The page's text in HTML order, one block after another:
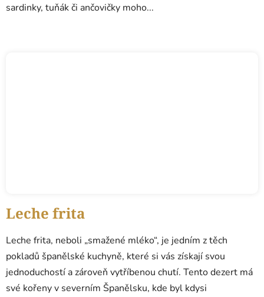
sardinky, tuňák či ančovičky moho...
Leche frita
Leche frita, neboli „smažené mléko“, je jedním z těch
pokladů španělské kuchyně, které si vás získají svou
jednoduchostí a zároveň vytříbenou chutí. Tento dezert má
své kořeny v severním Španělsku, kde byl kdysi